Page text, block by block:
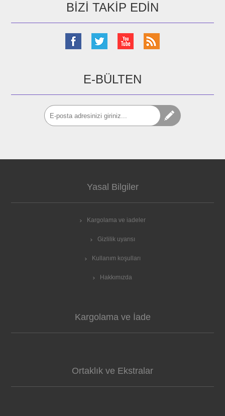
BIZI TAKIP EDIN
E-BÜLTEN
Yasal Bilgiler
Kargolama ve iadeler
Gizlilik uyarısı
Kullanım koşulları
Hakkımızda
Kargolama ve İade
Ortaklık ve Ekstralar